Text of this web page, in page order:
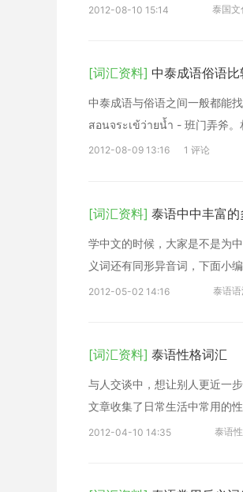
2012-08-10 15:14 泰国文
[词汇资料] 中泰成语俗语比
中泰成语与俗语之间一般都能
สอนจระเข้ว่ายน้ำ - 班门弄斧。
2012-08-09 13:16 1 评论
[词汇资料] 泰语中中丰富
学中文的时候，大家是不是为
义词还有同形异音词，下面小
2012-05-02 14:16 泰语语
[词汇资料] 泰语性格词汇
与人交谈中，想让别人更近一
文章收集了日常生活中常用的
2012-04-10 14:35 泰语